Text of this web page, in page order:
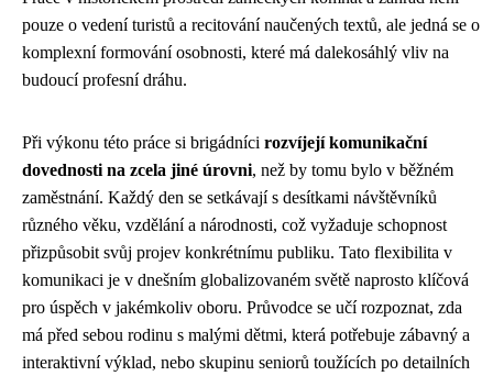
pouze o vedení turistů a recitování naučených textů, ale jedná se o
komplexní formování osobnosti, které má dalekosáhlý vliv na
budoucí profesní dráhu.
Při výkonu této práce si brigádníci rozvíjejí komunikační
dovednosti na zcela jiné úrovni, než by tomu bylo v běžném
zaměstnání. Každý den se setkávají s desítkami návštěvníků
různého věku, vzdělání a národnosti, což vyžaduje schopnost
přizpůsobit svůj projev konkrétnímu publiku. Tato flexibilita v
komunikaci je v dnešním globalizovaném světě naprosto klíčová
pro úspěch v jakémkoliv oboru. Průvodce se učí rozpoznat, zda
má před sebou rodinu s malými dětmi, která potřebuje zábavný a
interaktivní výklad, nebo skupinu seniorů toužících po detailních